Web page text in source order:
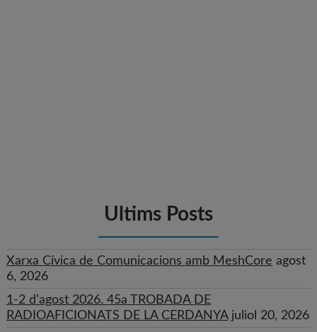
Ultims Posts
Xarxa Cívica de Comunicacions amb MeshCore agost
6, 2026
1-2 d’agost 2026. 45a TROBADA DE
RADIOAFICIONATS DE LA CERDANYA juliol 20, 2026